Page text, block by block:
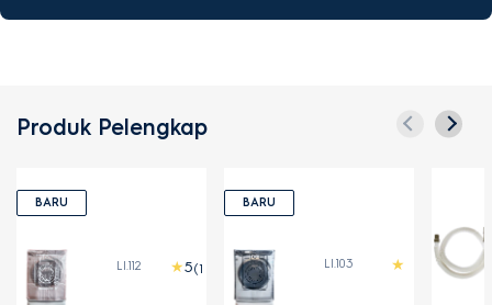
Produk Pelengkap
BARU
LI.112 (1)
BARU
LI.103